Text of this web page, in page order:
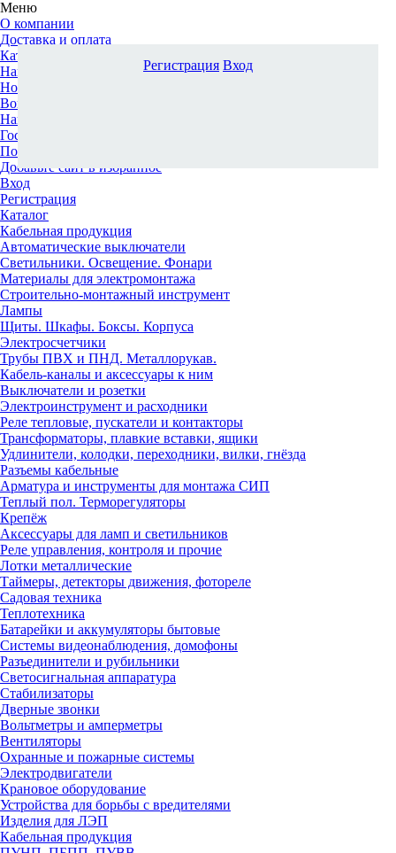
Меню
О компании
Доставка и оплата
Каталог
Наши офисы
Новости и новинки
Вопрос-ответ
Наша команда
Гос. заказчикам
Поставщикам
Добавьте сайт в избранное
Вход
Регистрация
Каталог
Кабельная продукция
Автоматические выключатели
Светильники. Освещение. Фонари
Материалы для электромонтажа
Строительно-монтажный инструмент
Лампы
Щиты. Шкафы. Боксы. Корпуса
Электросчетчики
Трубы ПВХ и ПНД. Металлорукав.
Кабель-каналы и аксессуары к ним
Выключатели и розетки
Электроинструмент и расходники
Реле тепловые, пускатели и контакторы
Трансформаторы, плавкие вставки, ящики
Удлинители, колодки, переходники, вилки, гнёзда
Разъемы кабельные
Арматура и инструменты для монтажа СИП
Теплый пол. Терморегуляторы
Крепёж
Аксессуары для ламп и светильников
Реле управления, контроля и прочие
Лотки металлические
Таймеры, детекторы движения, фотореле
Садовая техника
Теплотехника
Батарейки и аккумуляторы бытовые
Системы видеонаблюдения, домофоны
Разъединители и рубильники
Светосигнальная аппаратура
Стабилизаторы
Дверные звонки
Вольтметры и амперметры
Вентиляторы
Охранные и пожарные системы
Электродвигатели
Крановое оборудование
Устройства для борьбы с вредителями
Изделия для ЛЭП
Кабельная продукция
Регистрация Вход